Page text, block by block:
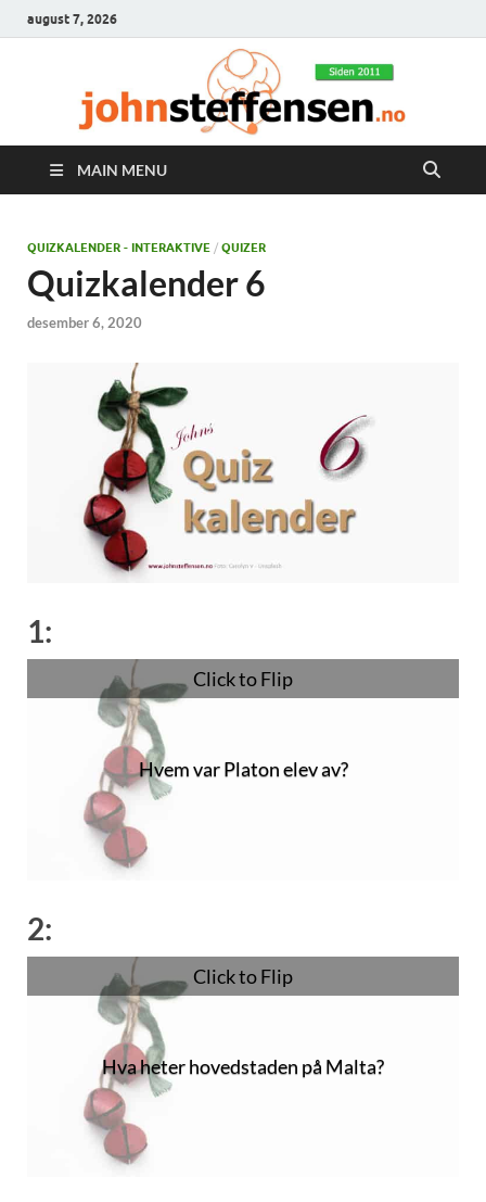
august 7, 2026
MAIN MENU
QUIZKALENDER - INTERAKTIVE / QUIZER
Quizkalender 6
desember 6, 2020
1:
Hvem var Platon elev av?
Click to Flip
Sokrates
2:
Hva heter hovedstaden på Malta?
Click to Flip
Valletta